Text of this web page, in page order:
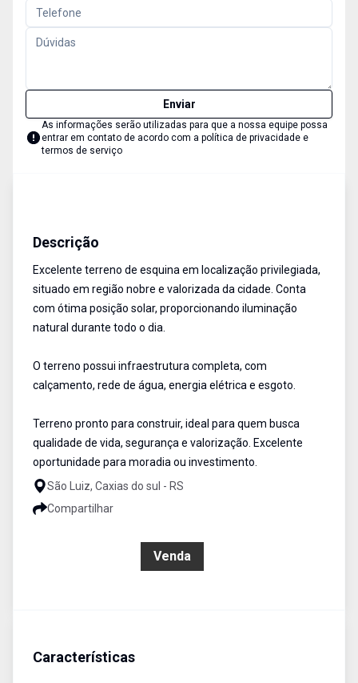
Enviar
As informações serão utilizadas para que a nossa equipe possa
entrar em contato de acordo com a política de privacidade e
termos de serviço
Descrição
Excelente terreno de esquina em localização privilegiada,
situado em região nobre e valorizada da cidade. Conta
com ótima posição solar, proporcionando iluminação
natural durante todo o dia.
O terreno possui infraestrutura completa, com
calçamento, rede de água, energia elétrica e esgoto.
Terreno pronto para construir, ideal para quem busca
qualidade de vida, segurança e valorização. Excelente
oportunidade para moradia ou investimento.
São Luiz, Caxias do sul - RS
Compartilhar
Venda
Características